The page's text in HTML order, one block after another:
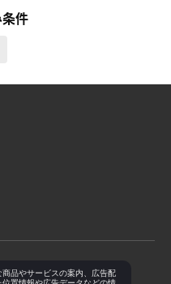
件
品やサービスの案内、広告配